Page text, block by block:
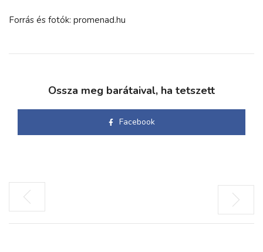
Forrás és fotók: promenad.hu
Ossza meg barátaival, ha tetszett
Facebook